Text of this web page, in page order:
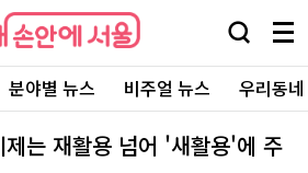
검
창
열
기
메
뉴
전
체
보
기
분야별 뉴스 비주얼 뉴스 우리동
는 재활용 넘어 '새활용'에 주